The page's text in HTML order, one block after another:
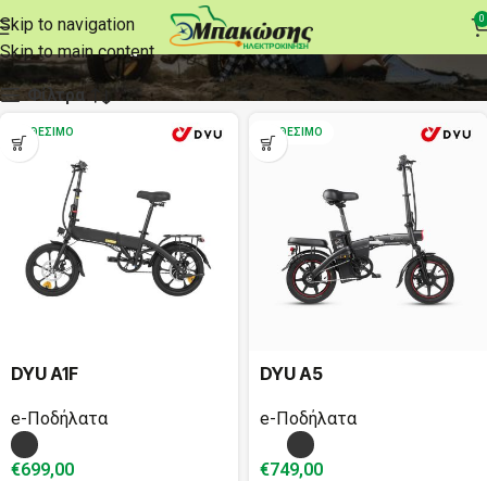
Skip to navigation
Skip to main content
0
e-Ποδήλατα
Φίλτρα
ΔΙΑΘΈΣΙΜΟ
DYU A1F
e-Ποδήλατα
€699,00
ΔΙΑΘΈΣΙΜΟ
DYU A5
e-Ποδήλατα
€749,00